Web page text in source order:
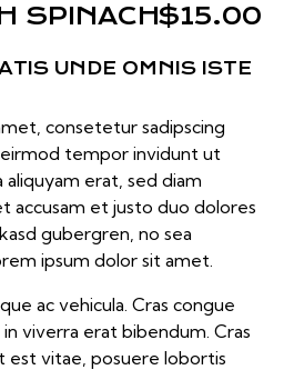
SPINACH$15.00
UNDE OMNIS ISTE
consetetur sadipscing
tempor invidunt ut
erat, sed diam
accusam et justo duo dolores
gubergren, no sea
ipsum dolor sit amet.
ac vehicula. Cras congue
viverra erat bibendum. Cras
est vitae, posuere lobortis